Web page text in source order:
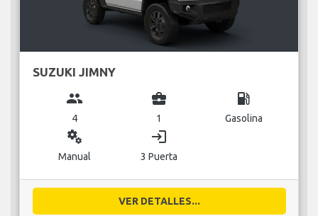
SUZUKI JIMNY
group
4
business_center
1
local_gas_station
Gasolina
miscellaneous_services
Manual
login
3 Puerta
VER DETALLES...